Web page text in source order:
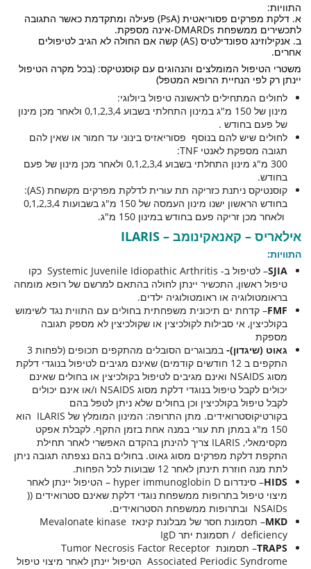
התוויות:
א. דלקת מפרקים פסוריאטית (PsA) פעילה ומתקדמת כאשר התגובה
לתכשירים ממשפחת DMARDs-אינה מספקת.
ב. אנקילוזינג ספונדילטיס (AS) קשה אם החולה לא הגיב לטיפולים
אחרים.
משטרי הטיפול המומלצים והנהוגים עם קוסנטיקס: (בכל מקרה הטיפול
יינתן רק לפי הנחיית הרופא המטפל)
לחולים המתחילים לראשונה טיפול ביולוגי:
מינון של 150 מ"ג במינון התחלתי בשבוע 0,1,2,3,4 ולאחר מכן מינון
של פעם בחודש .
לחולים שיש להם בנוסף פסוריאזיס בינוני עד חמור או שאין להם
תגובה מספקת לאנטי TNF:
300 מ"ג מינון התחלתי בשבוע 0,1,2,3,4 ולאחר מכן מינון של פעם
בחודש.
קוסנטיקס ניתנת כזריקה תת עורית לדלקת מפרקים מקשחת (AS):
בחודש הראשון ישנו מינון העמסה של 150 מ"ג בשבועות 0,1,2,3,4
ולאחר מכן זריקה פעם בחודש במינון 150 מ"ג.
אילאריס – קאנאקינומב – ILARIS
התוויות:
SJIA
– לטיפול ב- Systemic Juvenile Idiopathic Arthritis כקו
טיפול ראשון, התכשיר יינתן לחולה בהתאם למרשם של רופא מומחה
בראומטולוגיה או ראומטולוגיה ילדים.
FMF– קדחת ים תיכונית משפחתית בחולים עם התווית נגד לשימוש
בקולכיצין, אי סבילות לקולכיצין או שקולכיצין לא מספק תגובה
מספקת
גאוט (שיגדון)-
במבוגרים הסובלים מהתקפים תכופים (לפחות 3
התקפים ב 12 חודשים קודמים) שאינם מגיבים לטיפול בנוגדי דלקת
מסוג NSAIDS ואינם מגיבים לטיפול בקולכיצין או בחולים שאינם
יכולים לקבל טיפול בנוגדי דלקת מסוג NSAIDS ו/או אינם יכולים
לקבל טיפול בקולכיצין וכן בחולים שלא ניתן לטפל בהם
בקורטיקוסטרואידים. מתן התרופה: המינון המומלץ של ILARIS הוא
150 מ"ג במתן תת עורי במנה אחת בזמן התקף. לקבלת אפקט
מקסימאלי, ILARIS צריך להינתן בהקדם האפשרי לאחר תחילת
התקפת דלקת מפרקים מסוג גאוט. בחולים בהם נצפתה תגובה ניתן
לתת מנה חוזרת תינתן לאחר 12 שבועות לכל הפחות.
HIDS
– סינדרום hyper immunoglobin D – הטיפול יינתן לאחר
מיצוי טיפול בתרופות ממשפחת נוגדי דלקת שאינם סטרואידים ((
NSAIDs ובתרופות ממשפחת הסטרואידים.
MKD
– תסמונת חסר של מבלונת קינאז Mevalonate kinase
deficiency / תסמונת יתר IgD
TRAPS
– תסמונת Tumor Necrosis Factor Receptor
Associated Periodic Syndrome הטיפול יינתן לאחר מיצוי טיפול